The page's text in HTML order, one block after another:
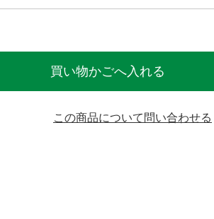
買い物かごへ入れる
この商品について問い合わせる